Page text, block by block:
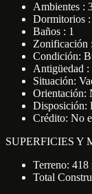
Ambientes :
Dormitorios :
Baños : 1
Zonificación
Condición:
Antigüedad :
Situación:
Orientación:
Disposición:
Crédito: No
SUPERFICIES Y
Terreno: 418
Total